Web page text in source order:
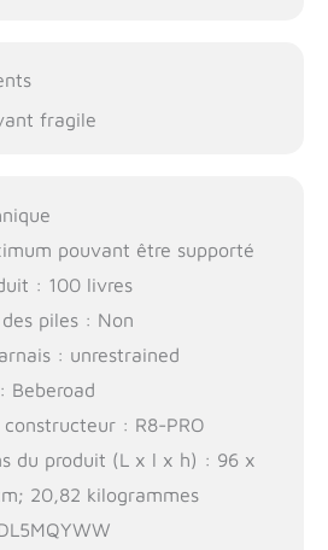
fragile
pouvant être supporté
: 100 livres
piles : Non
: unrestrained
Beberoad
constructeur : R8-PRO
du produit (L x l x h) : 96 x
20,82 kilogrammes